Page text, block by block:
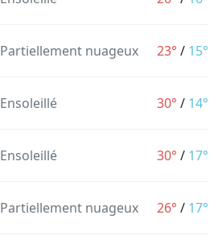
Partiellement nuageux 23° / 15°
Ensoleillé 30° / 14°
Ensoleillé 30° / 17°
Partiellement nuageux 26° / 17°